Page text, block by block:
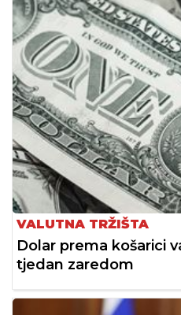
VALUTNA TRŽIŠTA
Dolar prema košarici
tjedan zaredom